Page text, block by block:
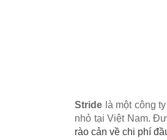
Stride là một công
nhỏ tại Việt Nam.
rào cản về chi phí